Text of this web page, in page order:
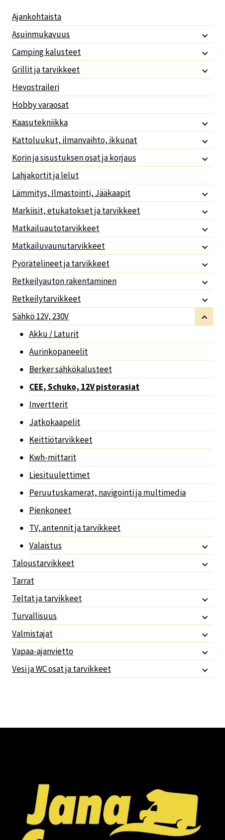
Ajankohtaista
Asuinmukavuus
Camping kalusteet
Grillit ja tarvikkeet
Hevostraileri
Hobby varaosat
Kaasutekniikka
Kattoluukut, ilmanvaihto, ikkunat
Korin ja sisustuksen osat ja korjaus
Lahjakortit ja lelut
Lämmitys, Ilmastointi, Jääkaapit
Markiisit, etukatokset ja tarvikkeet
Matkailuautotarvikkeet
Matkailuvaunutarvikkeet
Pyörätelineet ja tarvikkeet
Retkeilyauton rakentaminen
Retkeilytarvikkeet
Sähkö 12V, 230V
Akku / Laturit
Aurinkopaneelit
Berker sähkökalusteet
CEE, Schuko, 12V pistorasiat
Invertterit
Jatkokaapelit
Keittiötarvikkeet
Kwh-mittarit
Liesituulettimet
Peruutuskamerat, navigointi ja multimedia
Pienkoneet
TV, antennit ja tarvikkeet
Valaistus
Taloustarvikkeet
Tarrat
Teltat ja tarvikkeet
Turvallisuus
Valmistajat
Vapaa-ajanvietto
Vesi ja WC osat ja tarvikkeet